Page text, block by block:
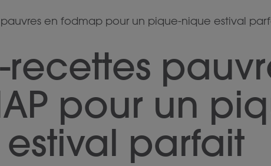
en fodmap pour un pique-nique estival
recettes
pour un
parfait